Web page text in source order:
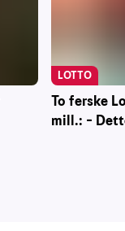
To ferske
mill.: –
LOTTO